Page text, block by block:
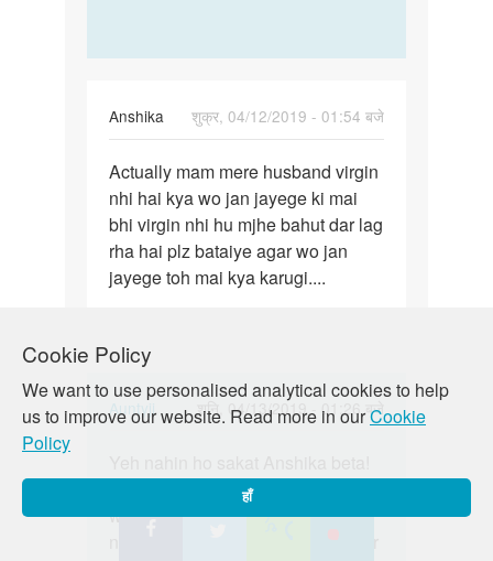
Cookie Policy
We want to use personalised analytical cookies to help
us to improve our website. Read more in ourCookie
Policy
हाँ
Anshika
शुक्र, 04/12/2019 - 01:54 बजे
Actually
mam
mere
husband…
Actually mam mere husband virgin
nhi hai kya wo jan jayege ki mai
bhi virgin nhi hu mjhe bahut dar lag
rha hai plz bataiye agar wo jan
jayege toh mai kya karugi....
Auntyji
शनि, 04/13/2019 - 01:26 बजे
Actually
mam
ho
Keval mahila hee bata sakti hai ki
woh pahli baar sex kar rahi hai ya
nahi. Aur yeh ek mahila ka adhikar